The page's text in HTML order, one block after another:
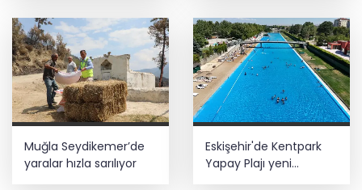
sağlayacak
Muğla Seydikemer’de
yaralar hızla sarılıyor
Eskişehir'de Kentpark
Yapay Plajı yeni
sezonda hizmete açıldı